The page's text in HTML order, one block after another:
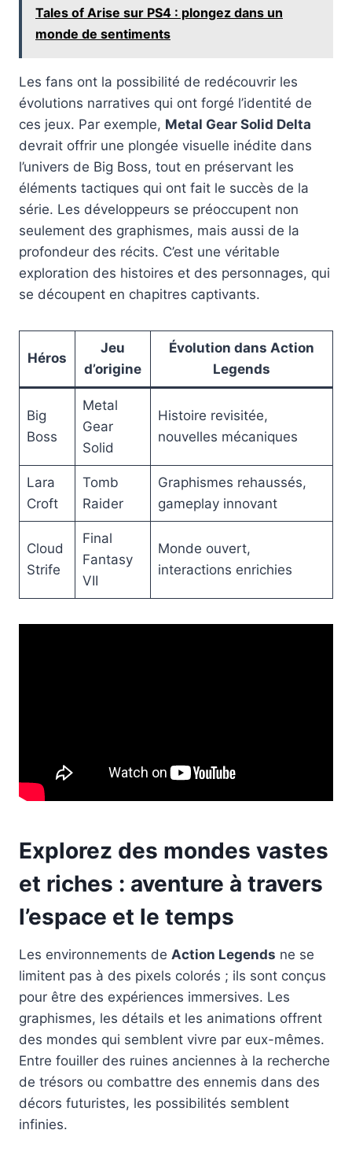
Tales of Arise sur PS4 : plongez dans un
monde de sentiments
Les fans ont la possibilité de redécouvrir les
évolutions narratives qui ont forgé l’identité de
ces jeux. Par exemple, Metal Gear Solid Delta
devrait offrir une plongée visuelle inédite dans
l’univers de Big Boss, tout en préservant les
éléments tactiques qui ont fait le succès de la
série. Les développeurs se préoccupent non
seulement des graphismes, mais aussi de la
profondeur des récits. C’est une véritable
exploration des histoires et des personnages, qui
se découpent en chapitres captivants.
Héros
Jeu
d’origine
Évolution dans Action
Legends
Big
Boss
Metal
Gear
Solid
Histoire revisitée,
nouvelles mécaniques
Lara
Croft
Tomb
Raider
Graphismes rehaussés,
gameplay innovant
Cloud
Strife
Final
Fantasy
VII
Monde ouvert,
interactions enrichies
Explorez des mondes vastes
et riches : aventure à travers
l’espace et le temps
Les environnements de Action Legends ne se
limitent pas à des pixels colorés ; ils sont conçus
pour être des expériences immersives. Les
graphismes, les détails et les animations offrent
des mondes qui semblent vivre par eux-mêmes.
Entre fouiller des ruines anciennes à la recherche
de trésors ou combattre des ennemis dans des
décors futuristes, les possibilités semblent
infinies.